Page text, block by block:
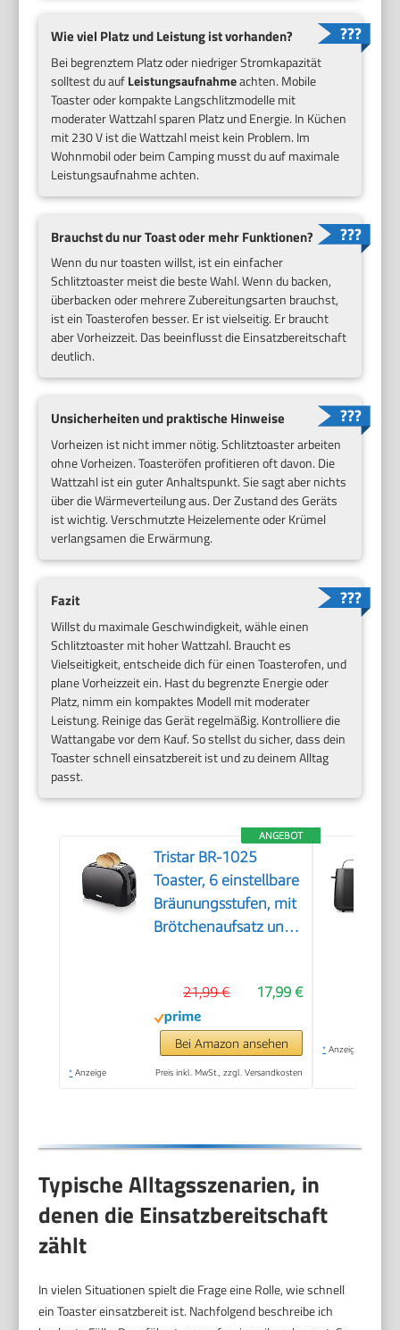
Wie viel Platz und Leistung ist vorhanden?
Bei begrenztem Platz oder niedriger Stromkapazität
solltest du aufLeistungsaufnahmeachten. Mobile
Toaster oder kompakte Langschlitzmodelle mit
moderater Wattzahl sparen Platz und Energie. In Küchen
mit 230 V ist die Wattzahl meist kein Problem. Im
Wohnmobil oder beim Camping musst du auf maximale
Leistungsaufnahme achten.
Brauchst du nur Toast oder mehr Funktionen?
Wenn du nur toasten willst, ist ein einfacher
Schlitztoaster meist die beste Wahl. Wenn du backen,
überbacken oder mehrere Zubereitungsarten brauchst,
ist ein Toasterofen besser. Er ist vielseitig. Er braucht
aber Vorheizzeit. Das beeinflusst die Einsatzbereitschaft
deutlich.
Unsicherheiten und praktische Hinweise
Vorheizen ist nicht immer nötig. Schlitztoaster arbeiten
ohne Vorheizen. Toasteröfen profitieren oft davon. Die
Wattzahl ist ein guter Anhaltspunkt. Sie sagt aber nichts
über die Wärmeverteilung aus. Der Zustand des Geräts
ist wichtig. Verschmutzte Heizelemente oder Krümel
verlangsamen die Erwärmung.
Fazit
Willst du maximale Geschwindigkeit, wähle einen
Schlitztoaster mit hoher Wattzahl. Braucht es
Vielseitigkeit, entscheide dich für einen Toasterofen, und
plane Vorheizzeit ein. Hast du begrenzte Energie oder
Platz, nimm ein kompaktes Modell mit moderater
Leistung. Reinige das Gerät regelmäßig. Kontrolliere die
Wattangabe vor dem Kauf. So stellst du sicher, dass dein
Toaster schnell einsatzbereit ist und zu deinem Alltag
passt.
ANGEBOT
Tristar BR-1025
Toaster, 6 einstellbare
Bräunungsstufen, mit
Brötchenaufsatz und
17,99 €
21,99 €
Bei Amazon ansehen
* Anzeige Preis inkl. MwSt., zzgl. Versandkosten
* Anzeige
Typische Alltagsszenarien, in
denen die Einsatzbereitschaft
zählt
In vielen Situationen spielt die Frage eine Rolle, wie schnell
ein Toaster einsatzbereit ist. Nachfolgend beschreibe ich